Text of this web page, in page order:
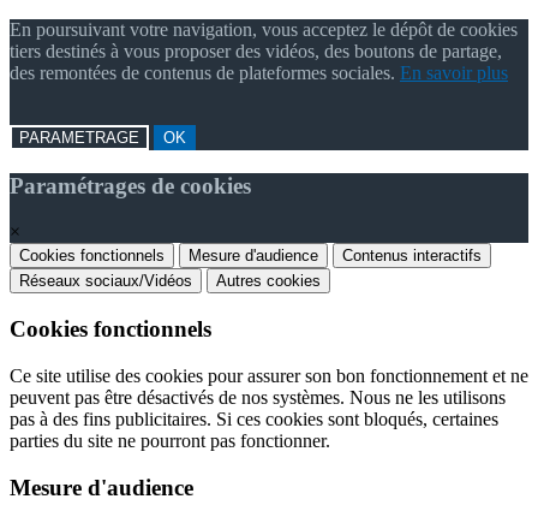
En poursuivant votre navigation, vous acceptez le dépôt de cookies
tiers destinés à vous proposer des vidéos, des boutons de partage,
des remontées de contenus de plateformes sociales. En savoir plus
PARAMETRAGE OK
Paramétrages de cookies
×
Cookies fonctionnels Mesure d'audience
Contenus interactifs
Réseaux sociaux/Vidéos
Autres cookies
Cookies fonctionnels
Ce site utilise des cookies pour assurer son bon fonctionnement et ne
peuvent pas être désactivés de nos systèmes. Nous ne les utilisons
pas à des fins publicitaires. Si ces cookies sont bloqués, certaines
parties du site ne pourront pas fonctionner.
Mesure d'audience